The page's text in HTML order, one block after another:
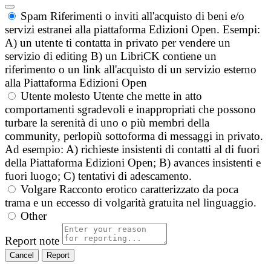
Spam Riferimenti o inviti all'acquisto di beni e/o
servizi estranei alla piattaforma Edizioni Open. Esempi:
A) un utente ti contatta in privato per vendere un
servizio di editing B) un LibriCK contiene un
riferimento o un link all'acquisto di un servizio esterno
alla Piattaforma Edizioni Open
Utente molesto Utente che mette in atto
comportamenti sgradevoli e inappropriati che possono
turbare la serenità di uno o più membri della
community, perlopiù sottoforma di messaggi in privato.
Ad esempio: A) richieste insistenti di contatti al di fuori
della Piattaforma Edizioni Open; B) avances insistenti e
fuori luogo; C) tentativi di adescamento.
Volgare Racconto erotico caratterizzato da poca
trama e un eccesso di volgarità gratuita nel linguaggio.
Other
Report note
Report